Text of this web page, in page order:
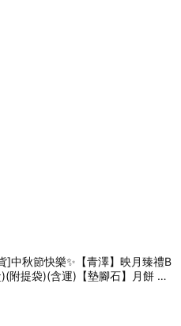
]中秋節快樂✨【青澤】映月臻禮B
附提袋)(含運)【墊腳石】月餅 伴